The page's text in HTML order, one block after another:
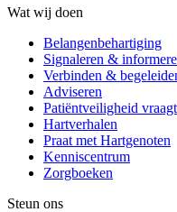
Wat wij doen
Belangenbehartiging
Signaleren &
Verbinden &
Adviseren
Patiëntveiligheid
Hartverhalen
Praat met Hartgenoten
Kenniscentrum
Zorgboeken
Steun ons